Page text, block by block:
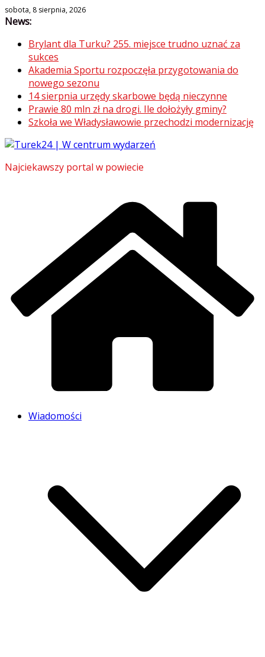
Skip
to
sobota, 8 sierpnia, 2026
News:
Brylant dla Turku? 255. miejsce trudno uznać za
sukces
Akademia Sportu rozpoczęła przygotowania do
nowego sezonu
14 sierpnia urzędy skarbowe będą nieczynne
Prawie 80 mln zł na drogi. Ile dołożyły gminy?
Szkoła we Władysławowie przechodzi modernizację
Najciekawszy portal w powiecie
Wiadomości